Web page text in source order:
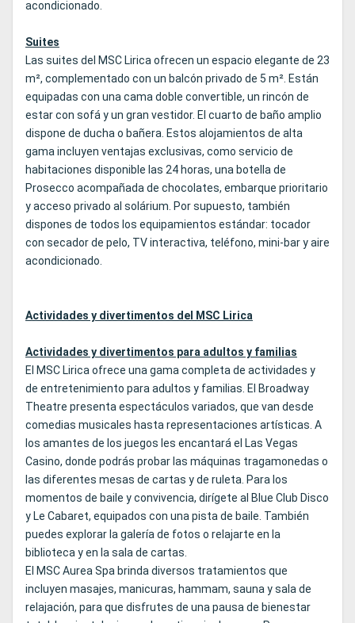
acondicionado.
Suites
Las suites del MSC Lirica ofrecen un espacio elegante de 23
m², complementado con un balcón privado de 5 m². Están
equipadas con una cama doble convertible, un rincón de
estar con sofá y un gran vestidor. El cuarto de baño amplio
dispone de ducha o bañera. Estos alojamientos de alta
gama incluyen ventajas exclusivas, como servicio de
habitaciones disponible las 24 horas, una botella de
Prosecco acompañada de chocolates, embarque prioritario
y acceso privado al solárium. Por supuesto, también
dispones de todos los equipamientos estándar: tocador
con secador de pelo, TV interactiva, teléfono, mini-bar y aire
acondicionado.
Actividades y divertimentos del MSC Lirica
Actividades y divertimentos para adultos y familias
El MSC Lirica ofrece una gama completa de actividades y
de entretenimiento para adultos y familias. El Broadway
Theatre presenta espectáculos variados, que van desde
comedias musicales hasta representaciones artísticas. A
los amantes de los juegos les encantará el Las Vegas
Casino, donde podrás probar las máquinas tragamonedas o
las diferentes mesas de cartas y de ruleta. Para los
momentos de baile y convivencia, dirígete al Blue Club Disco
y Le Cabaret, equipados con una pista de baile. También
puedes explorar la galería de fotos o relajarte en la
biblioteca y en la sala de cartas.
El MSC Aurea Spa brinda diversos tratamientos que
incluyen masajes, manicuras, hammam, sauna y sala de
relajación, para que disfrutes de una pausa de bienestar